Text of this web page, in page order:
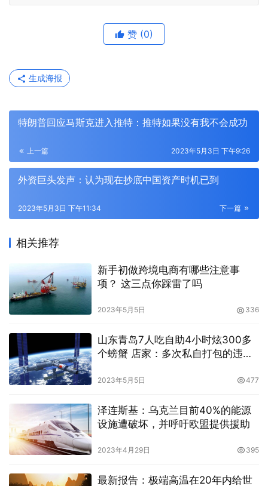
赞 (0)
生成海报
特朗普回应马斯克进入推特：推特如果没有我不会成功
上一篇 2023年5月3日 下午9:26
外资巨头发声：认为现在抄底中国资产时机已到
下一篇
2023年5月3日 下午11:34
相关推荐
新手初做跨境电商有哪些注意事
项？ 这三点你踩雷了吗
2023年5月5日 336
山东青岛7人吃自助4小时炫300多
个螃蟹 店家：多次私自打包的违规
2023年5月5日 477
泽连斯基：乌克兰目前40%的能源
设施遭破坏，并呼吁欧盟提供援助
2023年4月29日 395
最新报告：极端高温在20年内给世